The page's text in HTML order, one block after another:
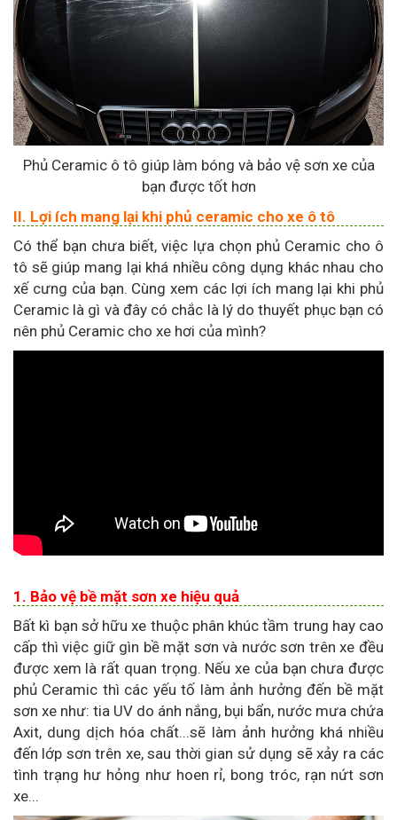
Phủ Ceramic ô tô giúp làm bóng và bảo vệ sơn xe của
bạn được tốt hơn
II. Lợi ích mang lại khi phủ ceramic cho xe ô tô
Có thể bạn chưa biết, việc lựa chọn phủ Ceramic cho ô
tô sẽ giúp mang lại khá nhiều công dụng khác nhau cho
xế cưng của bạn. Cùng xem các lợi ích mang lại khi phủ
Ceramic là gì và đây có chắc là lý do thuyết phục bạn có
nên phủ Ceramic cho xe hơi của mình?
1. Bảo vệ bề mặt sơn xe hiệu quả
Bất kì bạn sở hữu xe thuộc phân khúc tầm trung hay cao
cấp thì việc giữ gìn bề mặt sơn và nước sơn trên xe đều
được xem là rất quan trọng. Nếu xe của bạn chưa được
phủ Ceramic thì các yếu tố làm ảnh hưởng đến bề mặt
sơn xe như: tia UV do ánh nắng, bụi bẩn, nước mưa chứa
Axit, dung dịch hóa chất...sẽ làm ảnh hưởng khá nhiều
đến lớp sơn trên xe, sau thời gian sử dụng sẽ xảy ra các
tình trạng hư hỏng như hoen rỉ, bong tróc, rạn nứt sơn
xe...